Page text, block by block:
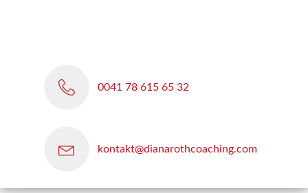
0041 78 615 65 32
kontakt@dianarothcoaching.com